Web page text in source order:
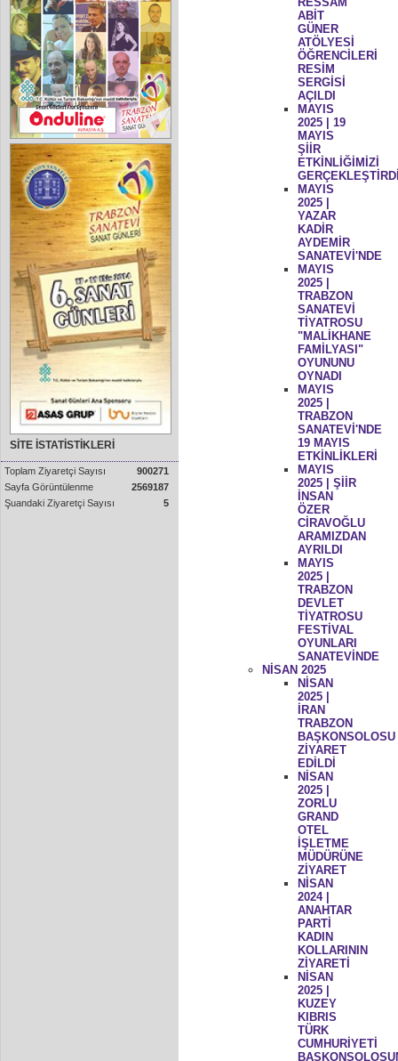
SİTE İSTATİSTİKLERİ
Toplam Ziyaretçi Sayısı
900271
Sayfa Görüntülenme
2569187
Şuandaki Ziyaretçi Sayısı
5
ABİT
GÜNER
ATÖLYESİ
ÖĞRENCİLERİ
RESİM
SERGİSİ
AÇILDI
MAYIS
2025 | 19
MAYIS
ŞİİR
ETKİNLİĞİMİZİ
MAYIS
2025 |
YAZAR
KADİR
AYDEMİR
SANATEVİ'NDE
MAYIS
2025 |
TRABZON
SANATEVİ
TİYATROSU
"MALİKHANE
FAMİLYASI"
OYUNUNU
OYNADI
MAYIS
2025 |
TRABZON
SANATEVİ'NDE
19 MAYIS
ETKİNLİKLERİ
MAYIS
2025 | ŞİİR
İNSAN
ÖZER
CİRAVOĞLU
ARAMIZDAN
AYRILDI
MAYIS
2025 |
TRABZON
DEVLET
TİYATROSU
FESTİVAL
OYUNLARI
SANATEVİNDE
NİSAN 2025
NİSAN
2025 |
İRAN
TRABZON
BAŞKONSOLOSU
ZİYARET
EDİLDİ
NİSAN
2025 |
ZORLU
GRAND
OTEL
İŞLETME
MÜDÜRÜNE
ZİYARET
NİSAN
2024 |
ANAHTAR
PARTİ
KADIN
KOLLARININ
ZİYARETİ
NİSAN
2025 |
KUZEY
KIBRIS
TÜRK
CUMHURİYETİ